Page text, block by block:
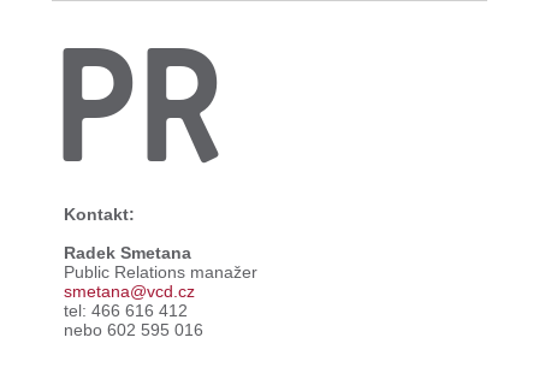
PR
Kontakt:
Radek Smetana
Public Relations manažer
smetana@vcd.cz
tel: 466 616 412
nebo 602 595 016